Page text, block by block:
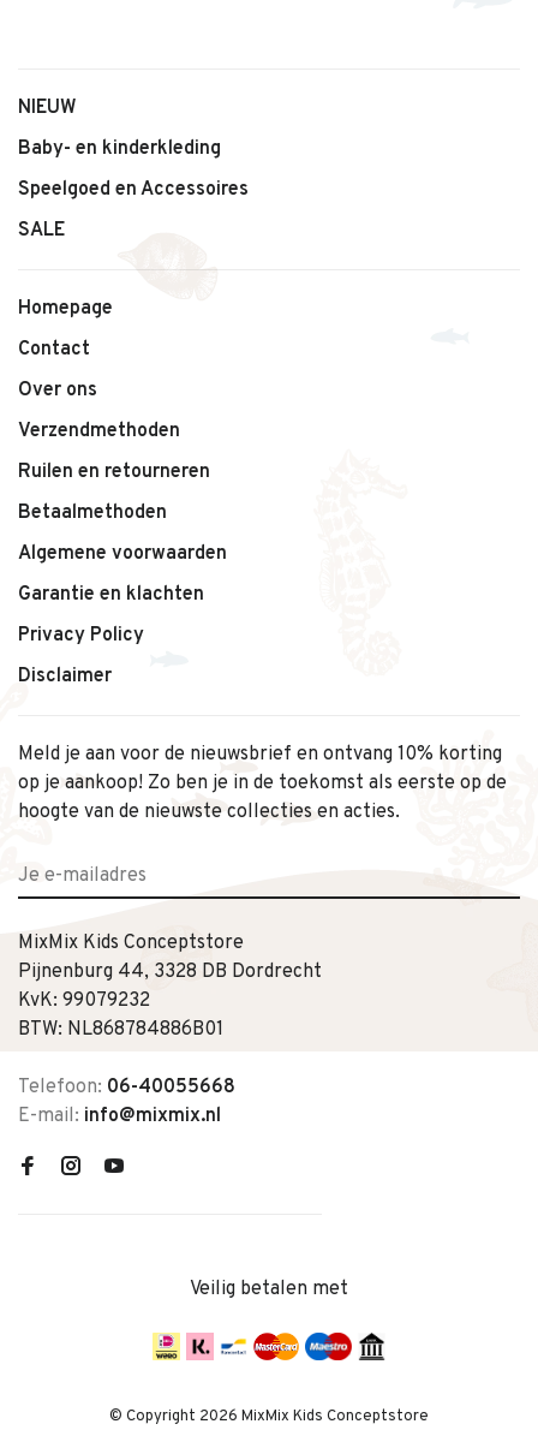
NIEUW
Baby- en kinderkleding
Speelgoed en Accessoires
SALE
Homepage
Contact
Over ons
Verzendmethoden
Ruilen en retourneren
Betaalmethoden
Algemene voorwaarden
Garantie en klachten
Privacy Policy
Disclaimer
Meld je aan voor de nieuwsbrief en ontvang 10% korting
op je aankoop! Zo ben je in de toekomst als eerste op de
hoogte van de nieuwste collecties en acties.
MixMix Kids Conceptstore
Pijnenburg 44, 3328 DB Dordrecht
KvK: 99079232
BTW: NL868784886B01
Telefoon: 06-40055668
E-mail: info@mixmix.nl
Veilig betalen met
© Copyright 2026 MixMix Kids Conceptstore